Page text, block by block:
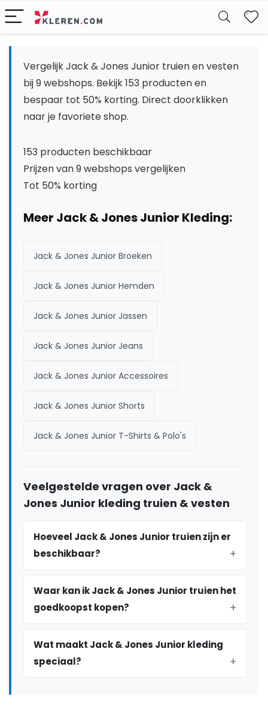
Vergelijk Jack & Jones Junior truien en vesten
bij 9 webshops. Bekijk 153 producten en
bespaar tot 50% korting. Direct doorklikken
naar je favoriete shop.
153 producten beschikbaar
Prijzen van 9 webshops vergelijken
Tot 50% korting
Meer Jack & Jones Junior Kleding:
Jack & Jones Junior Broeken
Jack & Jones Junior Hemden
Jack & Jones Junior Jassen
Jack & Jones Junior Jeans
Jack & Jones Junior Accessoires
Jack & Jones Junior Shorts
Jack & Jones Junior T-Shirts & Polo's
Veelgestelde vragen over Jack &
Jones Junior kleding truien & vesten
Hoeveel Jack & Jones Junior truien zijn er
beschikbaar?
Waar kan ik Jack & Jones Junior truien het
goedkoopst kopen?
Wat maakt Jack & Jones Junior kleding
speciaal?